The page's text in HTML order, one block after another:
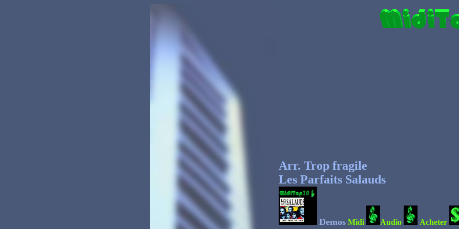
Arr. Trop fragile
Les Parfaits Salauds
Demos Midi Audio Acheter